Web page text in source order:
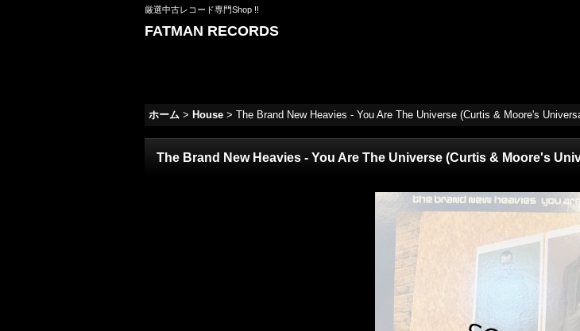
厳選中古レコード専門Shop !!
FATMAN RECORDS
ホーム > House > The Brand New Heavies - You Are The Universe (Curtis & Moore's
The Brand New Heavies - You Are The Universe (Curtis & Moore's